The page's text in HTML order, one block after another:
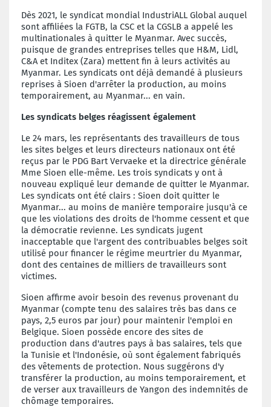
Dès 2021, le syndicat mondial IndustriALL Global auquel
sont affiliées la FGTB, la CSC et la CGSLB a appelé les
multinationales à quitter le Myanmar. Avec succès,
puisque de grandes entreprises telles que H&M, Lidl,
C&A et Inditex (Zara) mettent fin à leurs activités au
Myanmar. Les syndicats ont déjà demandé à plusieurs
reprises à Sioen d'arrêter la production, au moins
temporairement, au Myanmar... en vain.
Les syndicats belges réagissent également
Le 24 mars, les représentants des travailleurs de tous
les sites belges et leurs directeurs nationaux ont été
reçus par le PDG Bart Vervaeke et la directrice générale
Mme Sioen elle-même. Les trois syndicats y ont à
nouveau expliqué leur demande de quitter le Myanmar.
Les syndicats ont été clairs : Sioen doit quitter le
Myanmar... au moins de manière temporaire jusqu'à ce
que les violations des droits de l'homme cessent et que
la démocratie revienne. Les syndicats jugent
inacceptable que l'argent des contribuables belges soit
utilisé pour financer le régime meurtrier du Myanmar,
dont des centaines de milliers de travailleurs sont
victimes.
Sioen affirme avoir besoin des revenus provenant du
Myanmar (compte tenu des salaires très bas dans ce
pays, 2,5 euros par jour) pour maintenir l'emploi en
Belgique. Sioen possède encore des sites de
production dans d'autres pays à bas salaires, tels que
la Tunisie et l'Indonésie, où sont également fabriqués
des vêtements de protection. Nous suggérons d'y
transférer la production, au moins temporairement, et
de verser aux travailleurs de Yangon des indemnités de
chômage temporaires.